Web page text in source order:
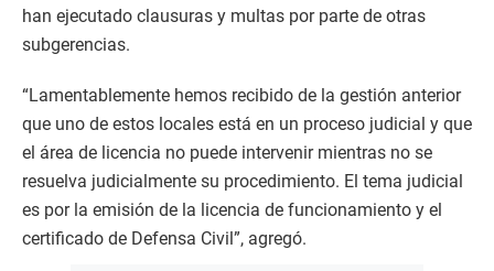
han ejecutado clausuras y multas por parte de otras
subgerencias.
“Lamentablemente hemos recibido de la gestión anterior
que uno de estos locales está en un proceso judicial y que
el área de licencia no puede intervenir mientras no se
resuelva judicialmente su procedimiento. El tema judicial
es por la emisión de la licencia de funcionamiento y el
certificado de Defensa Civil”, agregó.